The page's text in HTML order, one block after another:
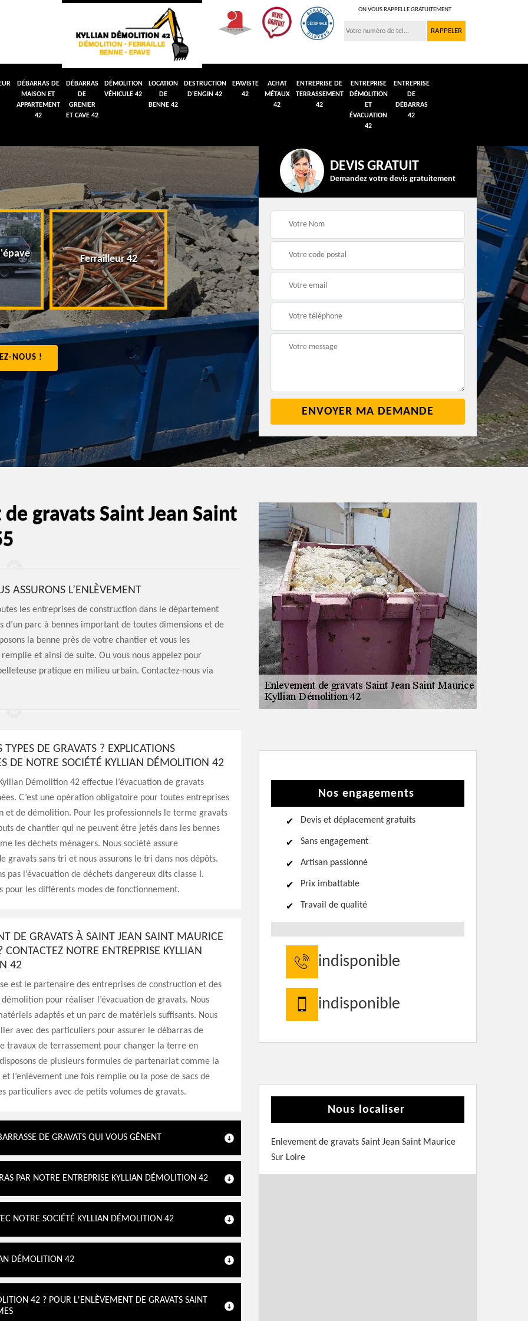
ON VOUS RAPPELLE GRATUITEMENT
DÉBARRAS DE
MAISON ET
APPARTEMENT
42
DÉBARRAS
DE
GRENIER
ET CAVE 42
DÉMOLITION
VÉHICULE 42
LOCATION
DE
BENNE 42
DESTRUCTION
D'ENGIN 42
EPAVISTE
42
ACHAT
MÉTAUX
42
ENTREPRISE DE
TERRASSEMENT
42
ENTREPRISE
DÉMOLITION
ET
ÉVACUATION
42
ENTREPRISE
DE
DÉBARRAS
42
Ferrailleur 42
Débarras de maison et
appartement 42
Débarras de grenier et
Démolition véhicule
NOUS !
DEVIS GRATUIT
Demandez votre devis gratuitement
gravats Saint Jean Saint
ASSURONS L’ENLÈVEMENT
les entreprises de construction dans le département
d’un parc à bennes important de toutes dimensions et de
la benne près de votre chantier et vous les
et ainsi de suite. Ou vous nous appelez pour
pratique en milieu urbain. Contactez-nous via
TYPES DE GRAVATS ? EXPLICATIONS
DE NOTRE SOCIÉTÉ KYLLIAN DÉMOLITION 42
Démolition 42 effectue l’évacuation de gravats
C’est une opération obligatoire pour toutes entreprises
et de démolition. Pour les professionnels le terme gravats
de chantier qui ne peuvent être jetés dans les bennes
les déchets ménagers. Nous société assure
gravats sans tri et nous assurons le tri dans nos dépôts.
pas l’évacuation de déchets dangereux dits classe I.
pour les différents modes de fonctionnement.
DE GRAVATS À SAINT JEAN SAINT MAURICE
CONTACTEZ NOTRE ENTREPRISE KYLLIAN
42
est le partenaire des entreprises de construction et des
pour réaliser l’évacuation de gravats. Nous
adaptés et un parc de matériels suffisants. Nous
avec des particuliers pour assurer le débarras de
travaux de terrassement pour changer la terre en
de plusieurs formules de partenariat comme la
et l’enlèvement une fois remplie ou la pose de sacs de
particuliers avec de petits volumes de gravats.
DE GRAVATS QUI VOUS GÊNENT
PAR NOTRE ENTREPRISE KYLLIAN DÉMOLITION 42
NOTRE SOCIÉTÉ KYLLIAN DÉMOLITION 42
DÉMOLITION 42
42 ? POUR L'ENLÈVEMENT DE GRAVATS SAINT
Nos engagements
Devis et déplacement gratuits
Sans engagement
Artisan passionné
Prix imbattable
Travail de qualité
indisponible
indisponible
Nous localiser
Enlevement de gravats Saint Jean Saint Maurice
Sur Loire